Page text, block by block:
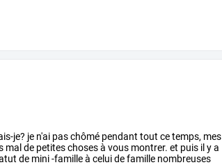
je? je n'ai paschômé pendant tout cetemps, mes
mal de petiteschosesà vous montrer. et puis il ya
de mini-familleà celuidefamille nombreuses